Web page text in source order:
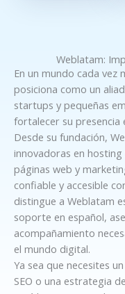
Weblatam:
En un mundo cada vez
posiciona como un
startups y pequeñas
fortalecer su presencia
Desde su fundación,
innovadoras en
páginas web y
confiable y accesible
distingue a Weblatam
soporte en español,
acompañamiento
el mundo digital.
Ya sea que necesites
SEO o una estrategia